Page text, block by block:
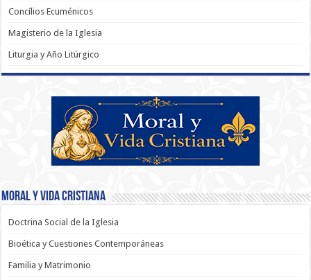
Concílios Ecuménicos
Magisterio de la Iglesia
Liturgia y Año Litúrgico
Moral y Vida Cristiana
Doctrina Social de la Iglesia
Bioética y Cuestiones Contemporáneas
Familia y Matrimonio